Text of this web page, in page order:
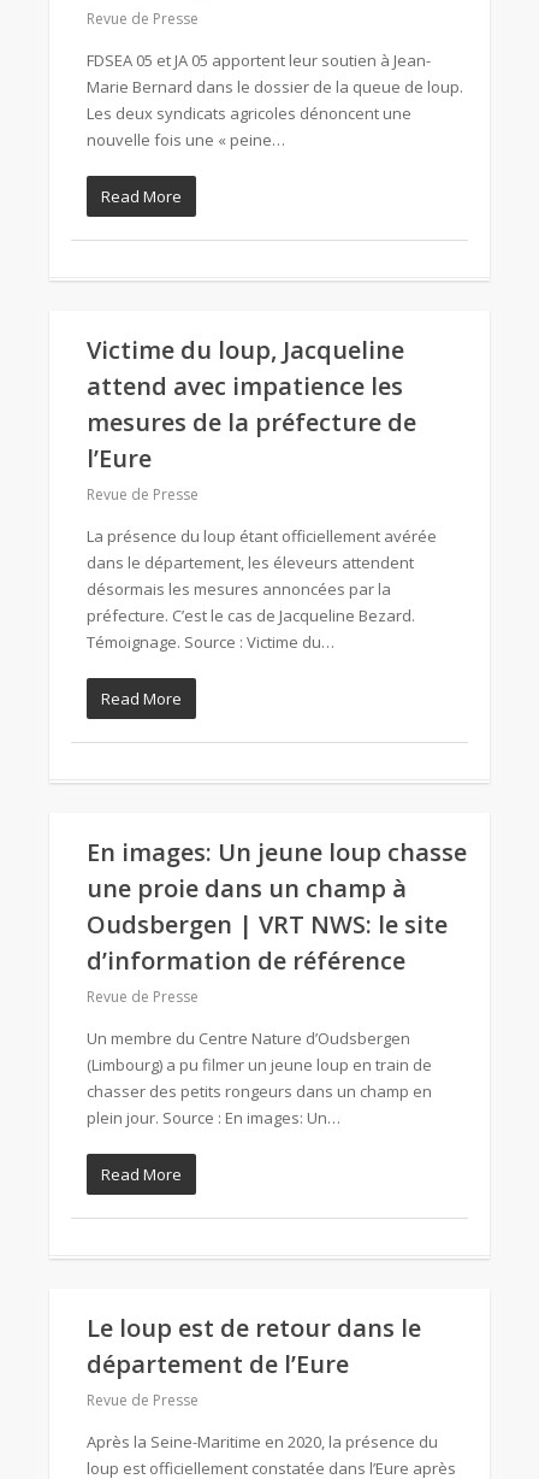
Revue de Presse
FDSEA 05 et JA 05 apportent leur soutien à Jean-
Marie Bernard dans le dossier de la queue de loup.
Les deux syndicats agricoles dénoncent une
nouvelle fois une « peine…
Read More
Victime du loup, Jacqueline
attend avec impatience les
mesures de la préfecture de
l’Eure
Revue de Presse
La présence du loup étant officiellement avérée
dans le département, les éleveurs attendent
désormais les mesures annoncées par la
préfecture. C’est le cas de Jacqueline Bezard.
Témoignage. Source : Victime du…
Read More
En images: Un jeune loup chasse
une proie dans un champ à
Oudsbergen | VRT NWS: le site
d’information de référence
Revue de Presse
Un membre du Centre Nature d’Oudsbergen
(Limbourg) a pu filmer un jeune loup en train de
chasser des petits rongeurs dans un champ en
plein jour. Source : En images: Un…
Read More
Le loup est de retour dans le
département de l’Eure
Revue de Presse
Après la Seine-Maritime en 2020, la présence du
loup est officiellement constatée dans l’Eure après